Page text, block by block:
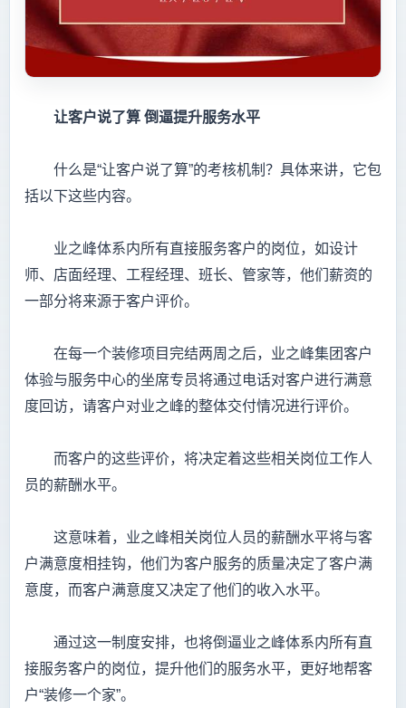
让客户说了算 倒逼提升服务水平
什么是“让客户说了算”的考核机制？具体来讲，它包
括以下这些内容。
业之峰体系内所有直接服务客户的岗位，如设计
师、店面经理、工程经理、班长、管家等，他们薪资的
一部分将来源于客户评价。
在每一个装修项目完结两周之后，业之峰集团客户
体验与服务中心的坐席专员将通过电话对客户进行满意
度回访，请客户对业之峰的整体交付情况进行评价。
而客户的这些评价，将决定着这些相关岗位工作人
员的薪酬水平。
这意味着，业之峰相关岗位人员的薪酬水平将与客
户满意度相挂钩，他们为客户服务的质量决定了客户满
意度，而客户满意度又决定了他们的收入水平。
通过这一制度安排，也将倒逼业之峰体系内所有直
接服务客户的岗位，提升他们的服务水平，更好地帮客
户“装修一个家”。